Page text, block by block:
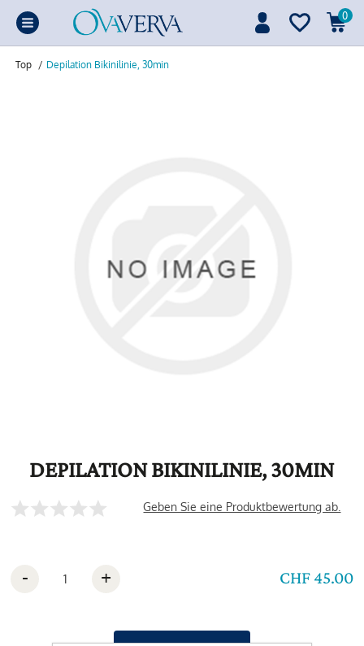
0
Top / Depilation Bikinilinie, 30min
DEPILATION BIKINILINIE, 30MIN
Geben Sie eine Produktbewertung ab.
CHF 45.00
- +